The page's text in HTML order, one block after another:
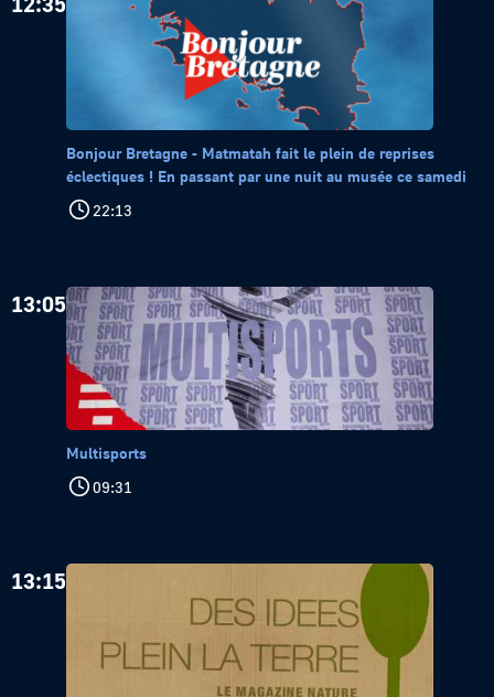
Bonjour Bretagne - Matmatah fait le plein de reprises
éclectiques ! En passant par une nuit au musée ce samedi
22:13
13:05
Multisports
09:31
13:15